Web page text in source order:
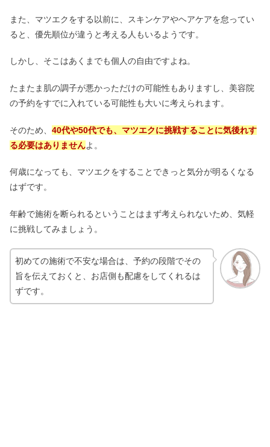
また、マツエクをする以前に、スキンケアやヘアケアを怠ってい
ると、優先順位が違うと考える人もいるようです。
しかし、そこはあくまでも個人の自由ですよね。
たまたま肌の調子が悪かっただけの可能性もありますし、美容院
の予約をすでに入れている可能性も大いに考えられます。
そのため、 40代や50代でも、マツエクに挑戦することに気後れす
る必要はありませんよ。
何歳になっても、マツエクをすることできっと気分が明るくなる
はずです。
年齢で施術を断られるということはまず考えられないため、気軽
に挑戦してみましょう。
初めての施術で不安な場合は、予約の段階でその
旨を伝えておくと、お店側も配慮をしてくれるは
ずです。